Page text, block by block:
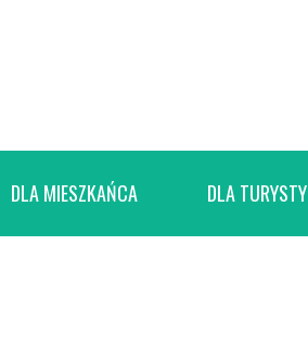
DLA MIESZKAŃCA DLA TURYSTY